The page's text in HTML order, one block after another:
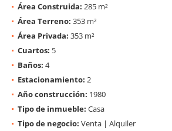
Área Construida: 285 m²
Área Terreno: 353 m²
Área Privada: 353 m²
Cuartos: 5
Baños: 4
Estacionamiento: 2
Año construcción: 1980
Tipo de inmueble: Casa
Tipo de negocio: Venta | Alquiler